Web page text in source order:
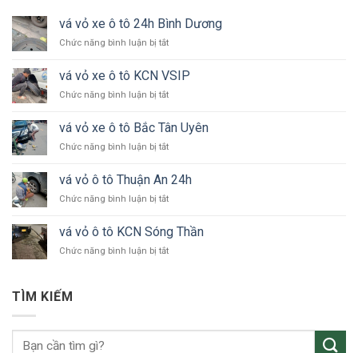
vá vỏ xe ô tô 24h Bình Dương
Chức năng bình luận bị tắtở
vỏ
xe
ô
24h
Dương
vá vỏ xe ô tô KCN VSIP
Chức năng bình luận bị tắtở
vỏ
xe
ô
KCN
vá vỏ xe ô tô Bắc Tân Uyên
Chức năng bình luận bị tắtở
vỏ
xe
ô
Bắc
Tân
Uyên
vá vỏ ô tô Thuận An 24h
Chức năng bình luận bị tắtở
ô
tô
vá vỏ ô tô KCN Sóng Thần
Chức năng bình luận bị tắtở
Sóng
TÌM KIẾM